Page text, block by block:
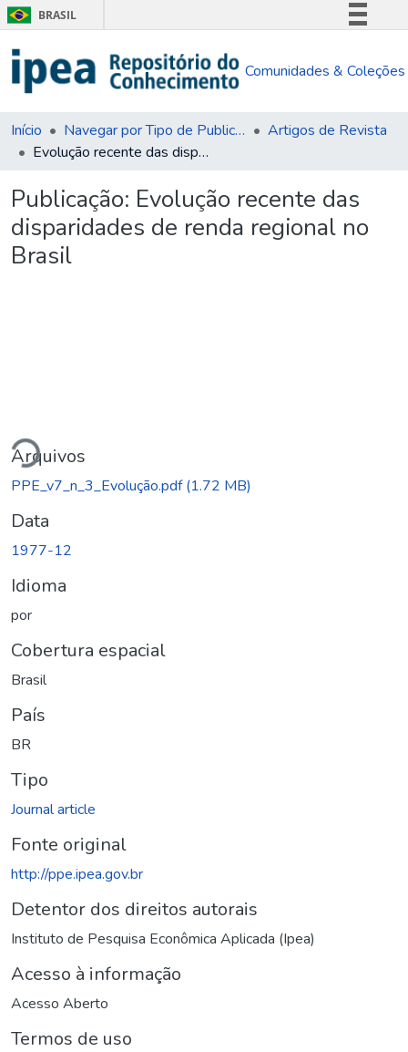
BRASIL
Comunica BR
Acesso à informação
Comunidades & Coleções
Início Navegar por Tipo de Publicação
Artigos de Revista
Evolução recente das disparidades de renda regional no Brasil
Publicação: Evolução recente das
disparidades de renda regional no
Brasil
Arquivos
PPE_v7_n_3_Evolução.pdf(1.72 MB)
Data
1977-12
Idioma
por
Cobertura espacial
Brasil
País
BR
Tipo
Journal article
Fonte original
http://ppe.ipea.gov.br
Detentor dos direitos autorais
Instituto de Pesquisa Econômica Aplicada (Ipea)
Acesso à informação
Acesso Aberto
Termos de uso